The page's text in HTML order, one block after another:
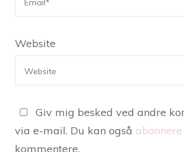
Website
Giv mig besked ved andre
via e-mail. Du kan også abonnere
kommentere.